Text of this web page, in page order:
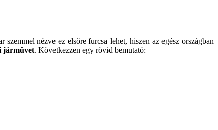
szemmel nézve ez elsőre furcsa lehet, hiszen az egész országban
járművet. Következzen egy rövid bemutató: